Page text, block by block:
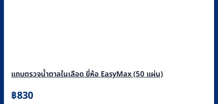
แถบตรวจน้ำตาลในเลือด ยี่ห้อ EasyMax (50 แผ่น)
฿830